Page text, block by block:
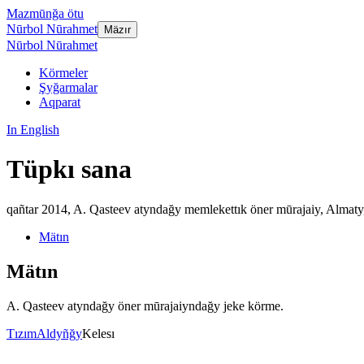
Mazmūnğa ötu
Nūrbol Nūrahmet
Mäzır
Nūrbol Nūrahmet
Körmeler
Şyğarmalar
Aqparat
In English
Tüpkı sana
qañtar 2014, A. Qasteev atyndağy memlekettık öner mūrajaiy,
Mätın
Mätın
A. Qasteev atyndağy öner mūrajaiyndağy jeke körme.
TızımAldyñğyKelesı